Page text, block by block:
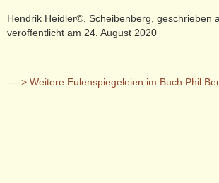
Hendrik Heidler©, Scheibenberg, geschrieben
veröffentlicht am 24. August 2020
----> Weitere Eulenspiegeleien im Buch Phil